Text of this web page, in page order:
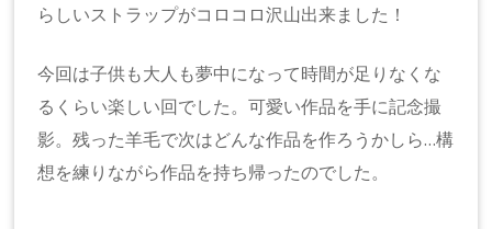
らしいストラップがコロコロ沢山出来ました！
今回は子供も大人も夢中になって時間が足りなくな
るくらい楽しい回でした。可愛い作品を手に記念撮
影。残った羊毛で次はどんな作品を作ろうかしら…構
想を練りながら作品を持ち帰ったのでした。